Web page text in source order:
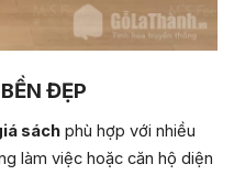
ĐẸP
sách phù hợp với nhiều
làm việc hoặc căn hộ diện